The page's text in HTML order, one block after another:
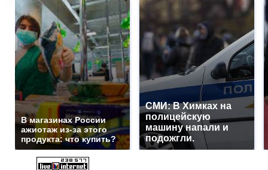
В магазинах России
ажиотаж из-за этого
продукта: что купить?
СМИ: В Химках на
полицейскую
машину напали и
подожгли.